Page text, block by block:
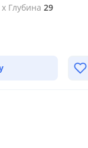
x Глубина 29